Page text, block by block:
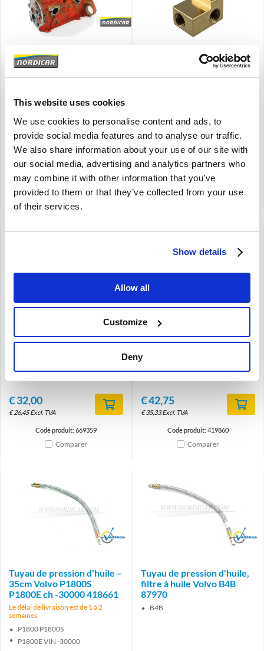
This website uses cookies
We use cookies to personalise content and ads, to
provide social media features and to analyse our traffic.
We also share information about your use of our site with
our social media, advertising and analytics partners who
may combine it with other information that you’ve
provided to them or that they’ve collected from your use
of their services.
Show details
Allow all
Customize
Deny
Brand
Moteur B20 percé,
Amazon P1800S P1800E 1800ES
142 144 145
1969-1973
Code produit: 5001404-BASE
Comparer
Raccord coudé conduite de
B18 B20
€ 78,50
€64,88Excl. TVA
Code produit: 419834
Comparer
Brand
d'huile Volvo P1800S
-1969 ch# -30.000 669359
€32,00
€26,45 Excl. TVA
Code produit: 669359
Comparer
Tuyau de pression d'huile –
28cm Volvo P1800E ch.nr
30000- P1800ES 419860
€42,75
€35,33 Excl. TVA
Code produit: 419860
Comparer
Brand
Tuyau de pression d'huile –
35cm Volvo P1800S
P1800E ch -30000 418661
Le délai de livraison est de 1 à 2
semaines
P1800 P1800S
P1800E VIN -30000
Brand
Tuyau de pression d'huile,
filtre à huile Volvo B4B
87970
B4B